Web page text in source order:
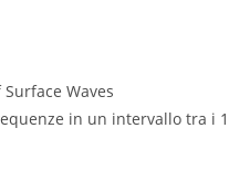
Waves
in un intervallo tra i